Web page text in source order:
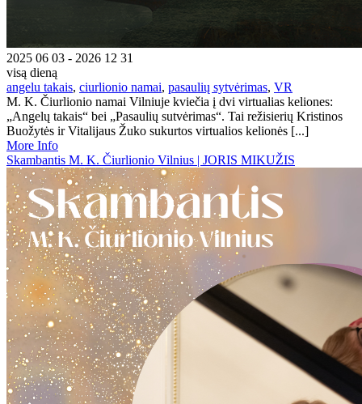
2025 06 03 - 2026 12 31
visą dieną
angelu takais, ciurlionio namai, pasaulių sytvėrimas, VR
M. K. Čiurlionio namai Vilniuje kviečia į dvi virtualias keliones:
„Angelų takais“ bei „Pasaulių sutvėrimas“. Tai režisierių Kristinos
Buožytės ir Vitalijaus Žuko sukurtos virtualios kelionės [...]
More Info
Skambantis M. K. Čiurlionio Vilnius | JORIS MIKUŽIS